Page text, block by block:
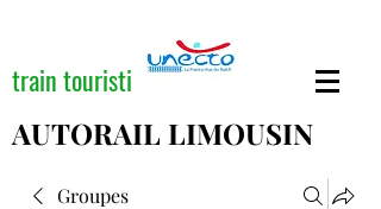
train touristique
AUTORAIL LIMOUSIN
Groupes